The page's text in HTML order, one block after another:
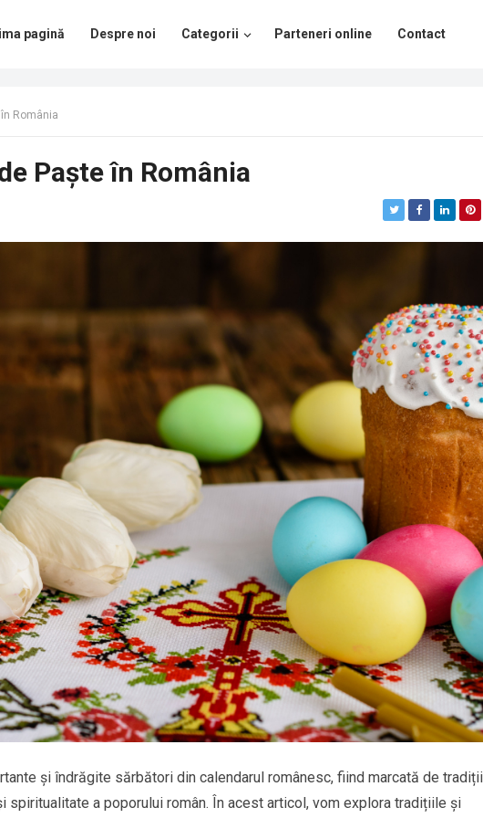
pagină Despre noi Categorii Parteneri online Contact
România
Paște în România
și îndrăgite sărbători din calendarul românesc, fiind marcată de
spiritualitate a poporului român. În acest articol, vom explora tradițiile și